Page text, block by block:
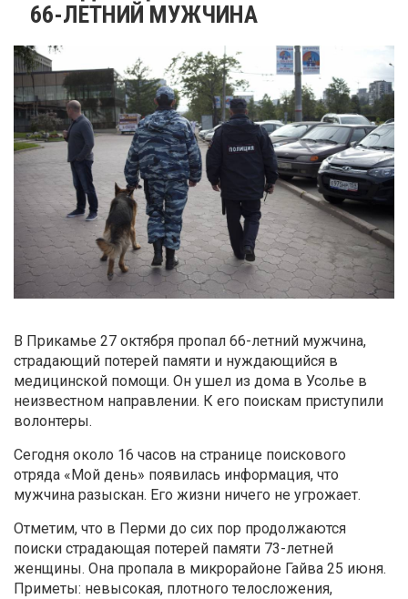
66-ЛЕТНИЙ МУЖЧИНА
В Прикамье 27 октября пропал 66-летний мужчина,
страдающий потерей памяти и нуждающийся в
медицинской помощи. Он ушел из дома в Усолье в
неизвестном направлении. К его поискам приступили
волонтеры.
Сегодня около 16 часов на странице поискового
отряда «Мой день» появилась информация, что
мужчина разыскан. Его жизни ничего не угрожает.
Отметим, что в Перми до сих пор продолжаются
поиски страдающая потерей памяти 73-летней
женщины. Она пропала в микрорайоне Гайва 25 июня.
Приметы: невысокая, плотного телосложения,